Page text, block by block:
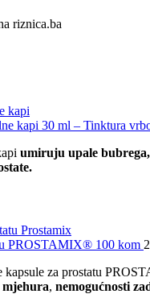
kapi 30 ml – Tinktura
umiruju upale
PROSTAMIX® 100 kom
kapsule za prostatu
, nemogućnosti